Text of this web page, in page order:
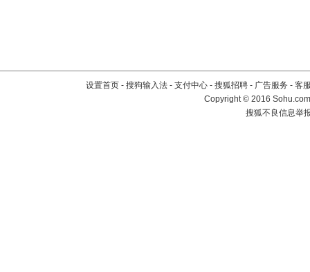
设置首页 - 搜狗输入法 - 支付中心 - 搜狐招聘 - 广告服务 - 客
Copyright©2016
搜狐不良信息举